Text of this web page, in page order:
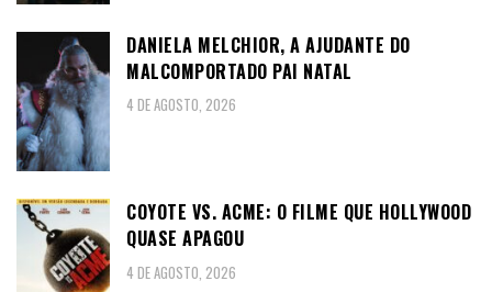
DANIELA MELCHIOR, A AJUDANTE DO
MALCOMPORTADO PAI NATAL
4 DE AGOSTO, 2026
COYOTE VS. ACME: O FILME QUE HOLLYWOOD
QUASE APAGOU
4 DE AGOSTO, 2026